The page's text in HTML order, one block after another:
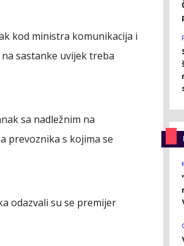
kod ministra komunikacija i
sastanke uvijek treba
sa nadležnim na
prevoznika s kojima se
odazvali su se premijer